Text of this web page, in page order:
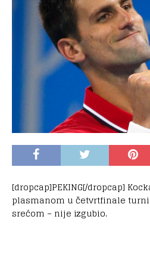
[dropcap]PEKING[/dropcap]
plasmanom u četvrtfinale
srećom – nije izgubio.